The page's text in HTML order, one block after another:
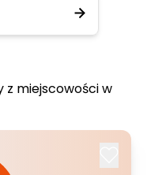
z miejscowości w